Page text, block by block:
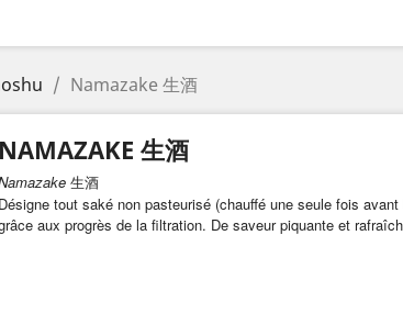
Namazake 生酒
NAMAZAKE 生酒
生酒
Désigne tout saké non pasteurisé (chauffé une seule fois
aux progrès de la filtration. De saveur piquante et